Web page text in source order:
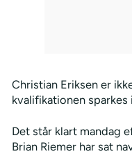
Christian Eriksen er
kvalifikationen
Det står klart mandag
Brian Riemer har sat